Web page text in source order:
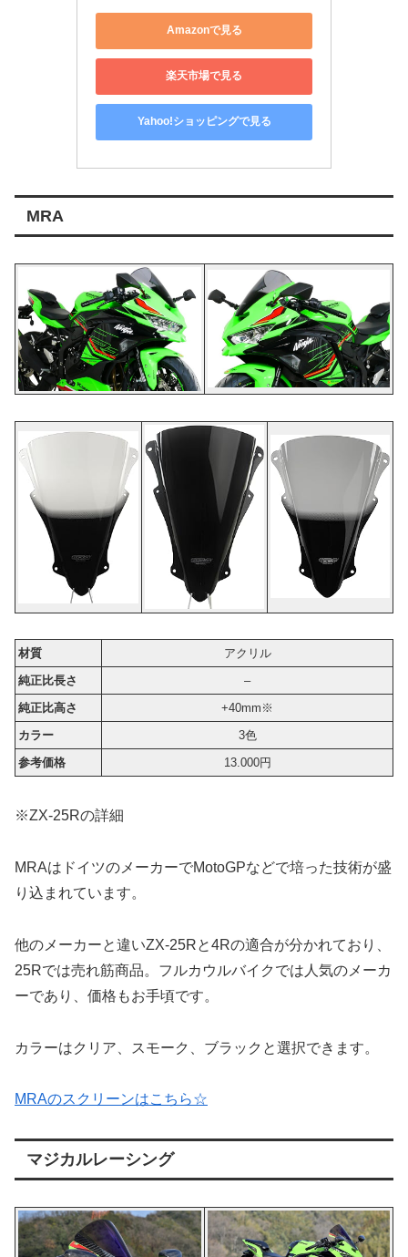
Amazonで見る
楽天市場で見る
Yahoo!ショッピングで見る
MRA
材質
アクリル
純正比長さ
–
純正比高さ
+40mm※
カラー
3色
参考価格
13.000円
※ZX-25Rの詳細
MRAはドイツのメーカーでMotoGPなどで培った技術が盛
り込まれています。
他のメーカーと違いZX-25Rと4Rの適合が分かれており、
25Rでは売れ筋商品。フルカウルバイクでは人気のメーカ
ーであり、価格もお手頃です。
カラーはクリア、スモーク、ブラックと選択できます。
MRAのスクリーンはこちら☆
マジカルレーシング